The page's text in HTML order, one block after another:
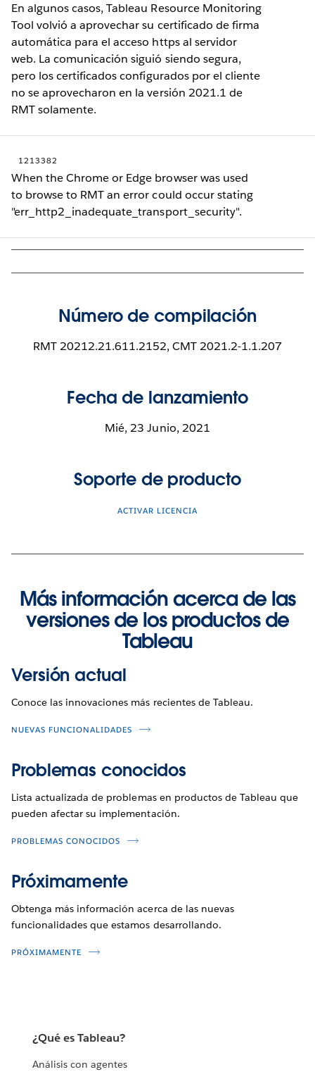
En algunos casos, Tableau Resource Monitoring
Tool volvió a aprovechar su certificado de firma
automática para el acceso https al servidor
web. La comunicación siguió siendo segura,
pero los certificados configurados por el cliente
no se aprovecharon en la versión 2021.1 de
RMT solamente.
1213382
When the Chrome or Edge browser was used
to browse to RMT an error could occur stating
"err_http2_inadequate_transport_security".
Número de compilación
RMT 20212.21.611.2152, CMT 2021.2-1.1.207
Fecha de lanzamiento
Mié, 23 Junio, 2021
Soporte de producto
ACTIVAR LICENCIA
Más información acerca de las
versiones de los productos de
Tableau
Versión actual
Conoce las innovaciones más recientes de Tableau.
NUEVAS FUNCIONALIDADES
Problemas conocidos
Lista actualizada de problemas en productos de Tableau que
pueden afectar su implementación.
PROBLEMAS CONOCIDOS
Próximamente
Obtenga más información acerca de las nuevas
funcionalidades que estamos desarrollando.
PRÓXIMAMENTE
¿Qué es Tableau?
Análisis con agentes